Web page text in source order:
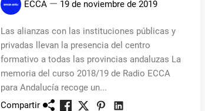
ECCA 19 de noviembre de 2019
Las alianzas con las instituciones públicas y
privadas llevan la presencia del centro
formativo a todas las provincias andaluzas La
memoria del curso 2018/19 de Radio ECCA
para Andalucía recoge un...
Compartir